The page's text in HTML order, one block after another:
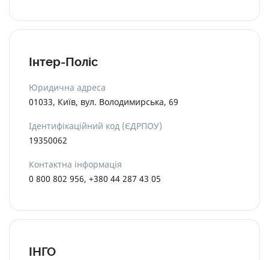
Інтер-Поліс
Юридична адреса
01033, Київ, вул. Володимирська, 69
Ідентифікаційний код (ЄДРПОУ)
19350062
Контактна інформація
0 800 802 956, +380 44 287 43 05
ІНГО